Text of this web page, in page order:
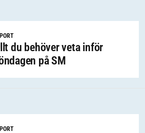
du behöver veta inför
på SM